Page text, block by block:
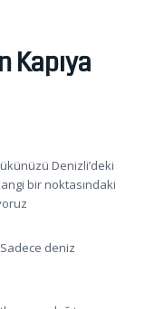
Kapıya
Denizli’deki
bir noktasındaki
deniz